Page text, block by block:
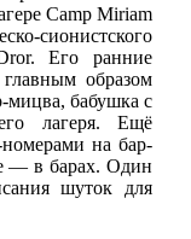
Camp Miriam
сионистского
Его ранние
образом
мицва, бабушка с
лагеря. Ещё
на бар-
— в барах. Один
шуток для